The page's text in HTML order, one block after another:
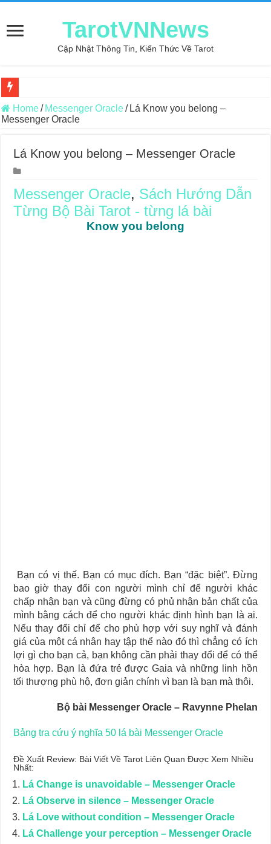
TarotVNNews
Cập Nhật Thông Tin, Kiến Thức Về Tarot
Review may áo thun tại xưởng may Dony
Top 5 Cuốn Sách Hướng Dẫn Đọc Bài Tarot Bằng Tiếng Việt
Konxari Cards – Trải Nghiệm Kết Nối Với Thế Giới Tâm Linh
Querent Tìm Đến Nhiều Tarot Reader Nhưng Không Thấy Thỏa
Journey Of Love Oracle – Lá Số 70: Heaven
Journey Of Love Oracle – Lá Số 69: Contemplation
Journey Of Love Oracle – Lá Số 68: Drop Into Your Heart
Home/ Messenger Oracle/ Lá Know you belong –
Messenger Oracle
Lá Know you belong – Messenger Oracle
Messenger Oracle, Sách Hướng Dẫn
Từng Bộ Bài Tarot - từng lá bài
Know you belong
Bạn có vị thế. Bạn có mục đích. Bạn “đặc biệt”. Đừng
bao giờ thay đổi con người mình chỉ để người khác
chấp nhận bạn và cũng đừng có phủ nhận bản chất của
mình bằng cách để cho người khác định hình bạn là ai.
Nếu thay đổi chỉ để cho phù hợp với suy nghĩ và đánh
giá của một cá nhân hay tập thể nào đó thì chẳng có ích
lợi gì cho bạn cả, bạn không cần phải thay đổi để có thể
hòa hợp. Bạn là đứa trẻ được Gaia và những linh hồn
tối thượng phù hộ, đơn giản chính vì bạn là bạn mà thôi.
Bộ bài Messenger Oracle – Ravynne Phelan
Bảng tra cứu ý nghĩa 50 lá bài Messenger Oracle
Đề Xuất Review: Bài Viết Về Tarot Liên Quan Được Xem Nhiều
Nhất:
Lá Change is unavoidable – Messenger Oracle
Lá Observe in silence – Messenger Oracle
Lá Love without condition – Messenger Oracle
Lá Challenge your perception – Messenger Oracle